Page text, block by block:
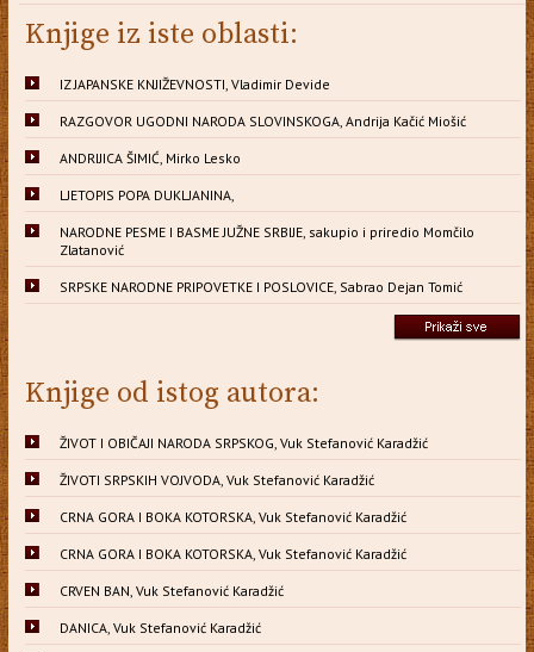
Knjige iz iste oblasti:
IZ JAPANSKE KNJIŽEVNOSTI, Vladimir Devide
RAZGOVOR UGODNI NARODA SLOVINSKOGA, Andrija Kačić Miošić
ANDRIJICA ŠIMIĆ, Mirko Lesko
LJETOPIS POPA DUKLJANINA,
NARODNE PESME I BASME JUŽNE SRBIJE, sakupio i priredio Momčilo
Zlatanović
SRPSKE NARODNE PRIPOVETKE I POSLOVICE, Sabrao Dejan Tomić
Knjige od istog autora:
ŽIVOT I OBIČAJI NARODA SRPSKOG, Vuk Stefanović Karadžić
ŽIVOTI SRPSKIH VOJVODA, Vuk Stefanović Karadžić
CRNA GORA I BOKA KOTORSKA, Vuk Stefanović Karadžić
CRNA GORA I BOKA KOTORSKA, Vuk Stefanović Karadžić
CRVEN BAN, Vuk Stefanović Karadžić
DANICA, Vuk Stefanović Karadžić